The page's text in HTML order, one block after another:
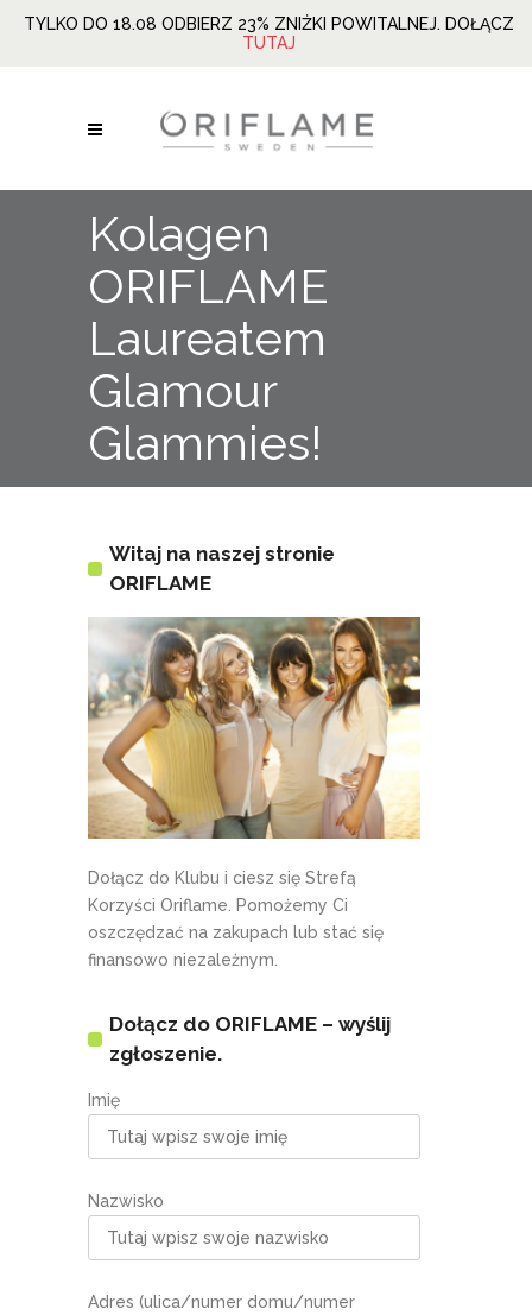
TYLKO DO 18.08 ODBIERZ 23% ZNIŻKI POWITALNEJ. DOŁĄCZ
TUTAJ
Kolagen
ORIFLAME
Laureatem
Glamour
Glammies!
Witaj na naszej stronie
ORIFLAME
Dołącz do Klubu i ciesz się Strefą
Korzyści Oriflame. Pomożemy Ci
oszczędzać na zakupach lub stać się
finansowo niezależnym.
Dołącz do ORIFLAME – wyślij
zgłoszenie.
Imię
Nazwisko
Adres (ulica/numer domu/numer